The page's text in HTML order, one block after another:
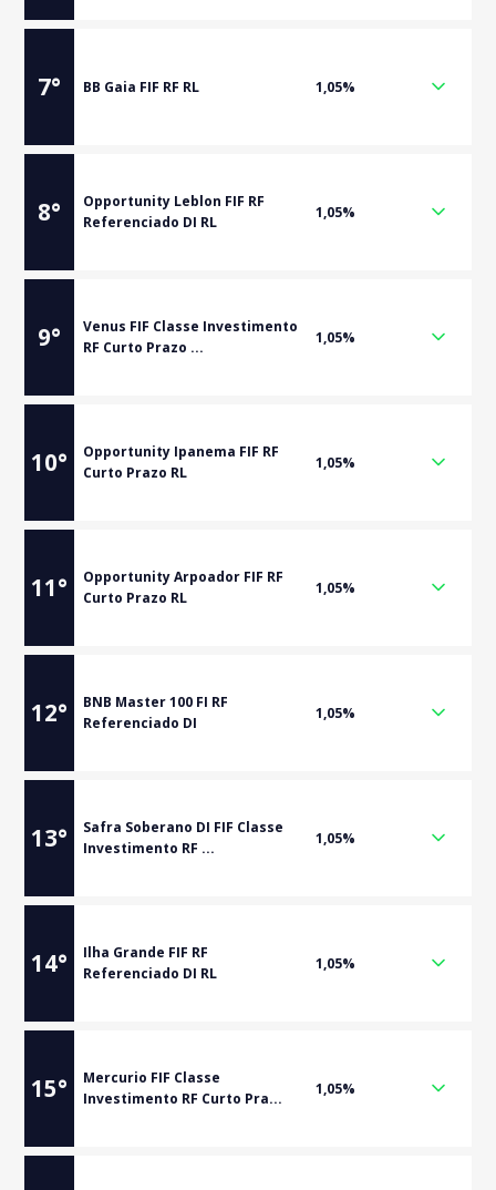
7° BB Gaia FIF RF RL 1,05%
8°
Opportunity Leblon FIF RF
Referenciado DI RL
1,05%
9°
Venus FIF Classe Investimento
RF Curto Prazo ...
1,05%
10°
Opportunity Ipanema FIF RF
Curto Prazo RL
1,05%
11°
Opportunity Arpoador FIF RF
Curto Prazo RL
1,05%
12°
BNB Master 100 FI RF
Referenciado DI
1,05%
13°
Safra Soberano DI FIF Classe
Investimento RF ...
1,05%
14°
Ilha Grande FIF RF
Referenciado DI RL
1,05%
15°
Mercurio FIF Classe
Investimento RF Curto Pra...
1,05%